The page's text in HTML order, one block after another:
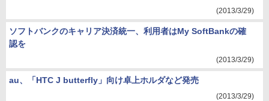
(2013/3/29)
ソフトバンクのキャリア決済統一、利用者はMy SoftBankの確
認を
(2013/3/29)
au、「HTC J butterfly」向け卓上ホルダなど発売
(2013/3/29)